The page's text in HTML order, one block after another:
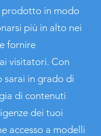
prodotto in modo
più in alto nei
fornire
visitatori. Con
sarai in grado di
di contenuti
dei tuoi
accesso a modelli